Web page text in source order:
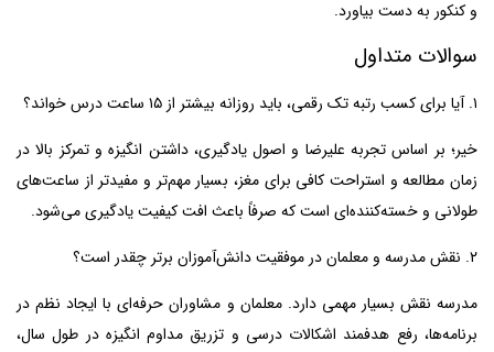
و کنکور به دست بیاورد.
سوالات متداول
۱. آیا برای کسب رتبه تک رقمی، باید روزانه بیشتر از ۱۵ ساعت درس خواند؟
خیر؛ بر اساس تجربه علیرضا و اصول یادگیری، داشتن انگیزه و تمرکز بالا در
زمان مطالعه و استراحت کافی برای مغز، بسیار مهم‌تر و مفیدتر از ساعت‌های
طولانی و خسته‌کننده‌ای است که صرفاً باعث افت کیفیت یادگیری می‌شود.
۲. نقش مدرسه و معلمان در موفقیت دانش‌آموزان برتر چقدر است؟
مدرسه نقش بسیار مهمی دارد. معلمان و مشاوران حرفه‌ای با ایجاد نظم در
برنامه‌ها، رفع هدفمند اشکالات درسی و تزریق مداوم انگیزه در طول سال،